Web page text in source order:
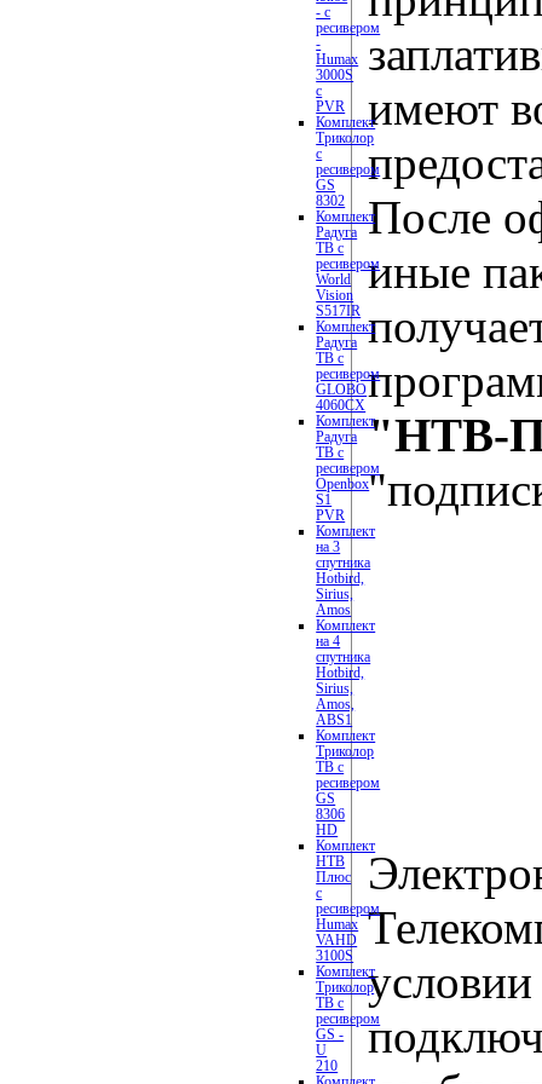
- с
ресивером
-
Humax
3000S
с
PVR
Комплект
Триколор
с
ресивером
GS
8302
Комплект
Радуга
ТВ с
ресивером
World
Vision
S517IR
Комплект
Радуга
ТВ с
ресивером
GLOBO
4060CX
Комплект
Радуга
ТВ с
ресивером
Openbox
S1
PVR
Комплект
на 3
спутника
Hotbird,
Sirius,
Amos
Комплект
на 4
спутника
Hotbird,
Sirius,
Amos,
ABS1
Комплект
Триколор
ТВ с
ресивером
GS
8306
HD
Комплект
НТВ
Плюс
с
ресивером
Humax
VAHD
3100S
Комплект
Триколор
ТВ с
ресивером
GS -
U
210
имеют
После
иные
"НТВ-